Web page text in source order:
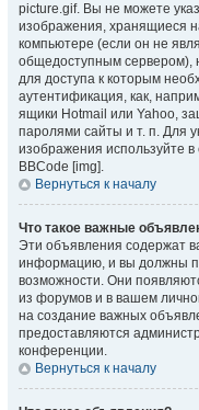
picture.gif. Вы не можете
изображения, хранящиеся
компьютере (если он не
общедоступным сервером),
для доступа к которым
аутентификация, как,
ящики Hotmail или Yahoo,
паролями сайты и т. п. Для
изображения используйте
BBCode [img].
Вернуться к началу
Что такое важные
Эти объявления содержат
информацию, и вы должны
возможности. Они
из форумов и в вашем
на создание важных
предоставляются
конференции.
Вернуться к началу